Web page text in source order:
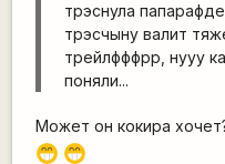
трэснула
трэсчыну валит
трейлфффрр, нууу
поняли...
Может он кокира
;D
;D